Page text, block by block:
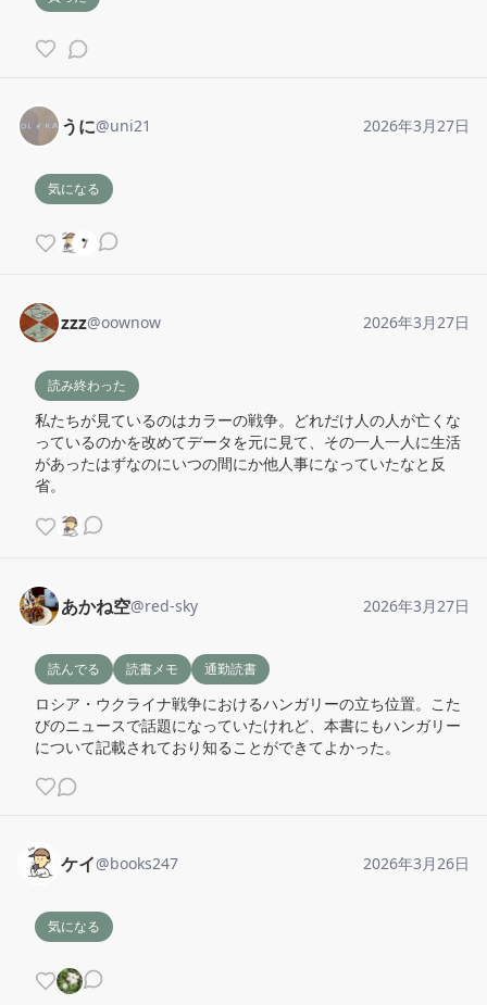
うに@uni21 2026年3月27日
気になる
zzz@oownow 2026年3月27日
読み終わった
私たちが見ているのはカラーの戦争。どれだけ人の人が亡くな
っているのかを改めてデータを元に見て、その一人一人に生活
があったはずなのにいつの間にか他人事になっていたなと反
省。
あかね空@red-sky 2026年3月27日
読んでる 読書メモ 通勤読書
ロシア・ウクライナ戦争におけるハンガリーの立ち位置。こた
びのニュースで話題になっていたけれど、本書にもハンガリー
について記載されており知ることができてよかった。
ケイ@books247 2026年3月26日
気になる